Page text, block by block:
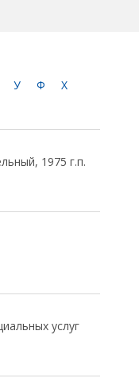
У Ф Х
1975 г.п.
услуг